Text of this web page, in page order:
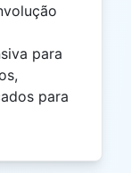
para
para